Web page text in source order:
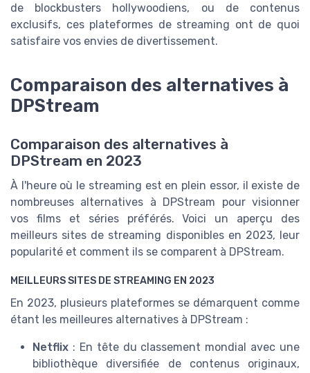
de blockbusters hollywoodiens, ou de contenus
exclusifs, ces plateformes de streaming ont de quoi
satisfaire vos envies de divertissement.
Comparaison des alternatives à
DPStream
Comparaison des alternatives à
DPStream en 2023
À l'heure où le streaming est en plein essor, il existe de
nombreuses alternatives à DPStream pour visionner
vos films et séries préférés. Voici un aperçu des
meilleurs sites de streaming disponibles en 2023, leur
popularité et comment ils se comparent à DPStream.
MEILLEURS SITES DE STREAMING EN 2023
En 2023, plusieurs plateformes se démarquent comme
étant les meilleures alternatives à DPStream :
Netflix : En tête du classement mondial avec une
bibliothèque diversifiée de contenus originaux,